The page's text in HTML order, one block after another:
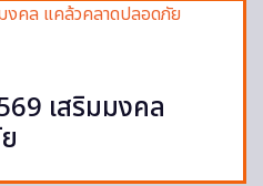
เสริมมงคล